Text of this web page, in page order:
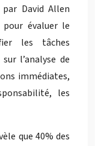
David Allen
pour évaluer le
les tâches
l’analyse de
immédiates,
les
que 40% des